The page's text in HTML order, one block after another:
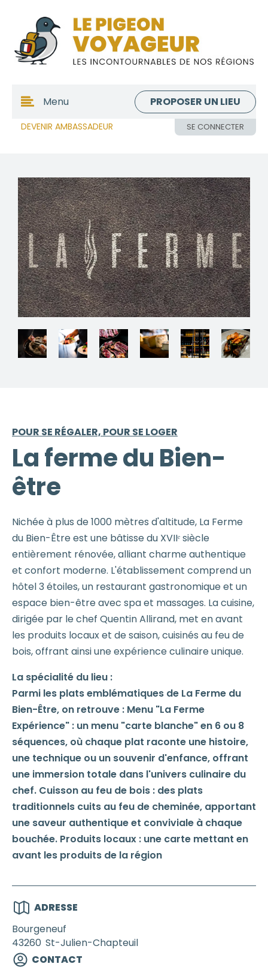
DEVENIR AMBASSADEUR SE CONNECTER
Menu PROPOSER UN LIEU
POUR SE RÉGALER, POUR SE LOGER
La ferme du Bien-
être
Nichée à plus de 1000 mètres d'altitude, La Ferme
du Bien-Être est une bâtisse du XVIIᵉ siècle
entièrement rénovée, alliant charme authentique
et confort moderne. L'établissement comprend un
hôtel 3 étoiles, un restaurant gastronomique et un
espace bien-être avec spa et massages. La cuisine,
dirigée par le chef Quentin Allirand, met en avant
les produits locaux et de saison, cuisinés au feu de
bois, offrant ainsi une expérience culinaire unique.
La spécialité du lieu :
Parmi les plats emblématiques de La Ferme du
Bien-Être, on retrouve : Menu "La Ferme
Expérience" : un menu "carte blanche" en 6 ou 8
séquences, où chaque plat raconte une histoire,
une technique ou un souvenir d'enfance, offrant
une immersion totale dans l'univers culinaire du
chef. Cuisson au feu de bois : des plats
traditionnels cuits au feu de cheminée, apportant
une saveur authentique et conviviale à chaque
bouchée. Produits locaux : une carte mettant en
avant les produits de la région
ADRESSE
Bourgeneuf
43260 St-Julien-Chapteuil
CONTACT